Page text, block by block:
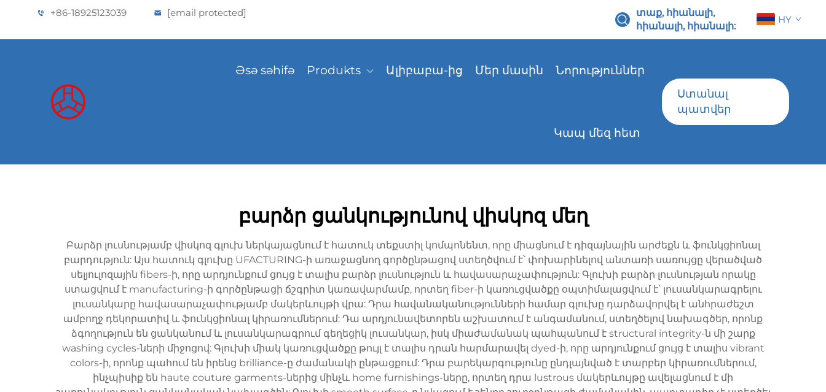
+86-18925123039 [email protected]
տաք, հիանալի,
հիանալի, հիանալի:
HY
Əsə səhifə Produkts Ալիբաբա-ից Մեր մասին Նորություններ
Կապ մեզ հետ
Ստանալ
պատվեր
բարձր ցանկությունով վիսկոզ մեղ
Բարձր լուսնությամբ վիսկոզ գլուխ ներկայացնում է հատուկ տեքստիլ կոմպոնենտ, որը միացնում է դիզայնային արժեքն և ֆունկցիոնալ
բարդություն: Այս հատուկ գլուխը UFACTURING-ի առաջացնող գործընթացով ստեղծվում է՝ փոխարինելով անտառի սառույցը վերածված
սելյուլոզային fibers-ի, որը արդյունքում ցույց է տալիս բարձր լուսնություն և հավասարաչափություն: Գլուխի բարձր լուսնության որակը
ստացվում է manufacturing-ի գործընթացի ճշգրիտ կառավարմամբ, որտեղ fiber-ի կառուցվածքը օպտիմալացվում է՝ լուսանկարագրելու
լուսանկարը հավասարաչափությամբ մակերևույթի վրա: Դրա հավանականությունների համար գլուխը դարձավորվել է անհրաժեշտ
ամբողջ դեկորատիվ և ֆունկցիոնալ կիրառումներում: Դա արդյունավետորեն աշխատում է անգամանում, ստեղծելով նախագծեր, որոնք
ձգողություն են ցանկանում և լուսանկարագրում գեղեցիկ լուսանկար, իսկ միաժամանակ պահպանում է structural integrity-ն մի շարք
washing cycles-ների միջոցով: Գլուխի միակ կառուցվածքը թույլ է տալիս դրան հարմարավել dyed-ի, որը արդյունքում ցույց է տալիս vibrant
colors-ի, որոնք պահում են իրենց brilliance-ը ժամանակի ընթացքում: Դրա բարեկարգությունը ընդլայնված է տարբեր կիրառումներում,
ինչպիսիք են haute couture garments-ներից մինչև home furnishings-ները, որտեղ դրա lustrous մակերևույթը ավելացնում է մի